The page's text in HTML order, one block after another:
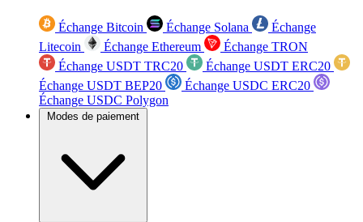
Échange Bitcoin Échange Solana
Échange
Litecoin
Échange Ethereum
Échange TRON
Échange USDT TRC20
Échange USDT ERC20
Échange USDT BEP20
Échange USDC ERC20
Échange USDC Polygon
Modes de paiement